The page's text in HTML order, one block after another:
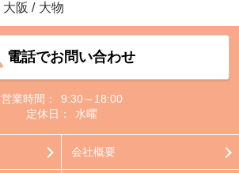
大阪 / 大物
電話でお問い合わせ
営業時間：
9:30～18:00
定休日：
水曜
会社概要